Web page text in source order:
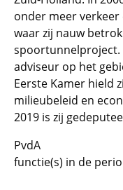
onder meer verkeer
waar zij nauw
spoortunnelproject.
adviseur op het
Eerste Kamer hield
milieubeleid en
2019 is zij
PvdA
functie(s) in de